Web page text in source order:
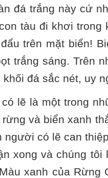
đá trắng này cứ
tàu đi khơi trong
trên mặt biển!
trắng sáng. Trên
khối đá sắc nét, uy
lẽ là một trong
và biển xanh
người có lẽ can
xong và chúng
xanh của